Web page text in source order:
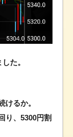
た。
けるか。
り、5300円割